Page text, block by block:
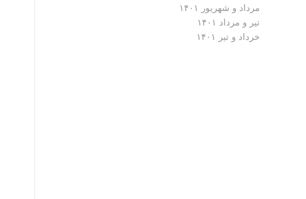
مرداد و شهریور ۱۴۰۱
تیر و مرداد ۱۴۰۱
خرداد و تیر ۱۴۰۱